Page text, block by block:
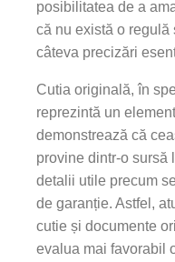
posibilitatea de a
că nu există o regulă
câteva precizări
Cutia originală, în
reprezintă un
demonstrează că
provine dintr-o sursă
detalii utile precum
de garanție. Astfel,
cutie și documente
evalua mai favorabil